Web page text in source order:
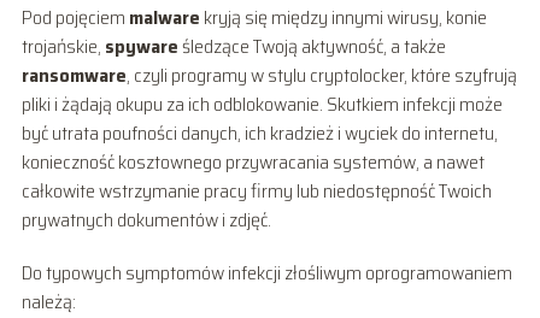
Pod pojęciem malware kryją się między innymi wirusy, konie
trojańskie, spywareśledzące Twoją aktywność, a także
ransomware, czyli programy w stylu cryptolocker, które szyfrują
pliki i żądają okupu za ich odblokowanie. Skutkiem infekcji może
być utrata poufności danych, ich kradzież i wyciek do internetu,
konieczność kosztownego przywracania systemów, a nawet
całkowite wstrzymanie pracy firmy lub niedostępność Twoich
prywatnych dokumentów i zdjęć.
Do typowych symptomów infekcji złośliwym oprogramowaniem
należą: